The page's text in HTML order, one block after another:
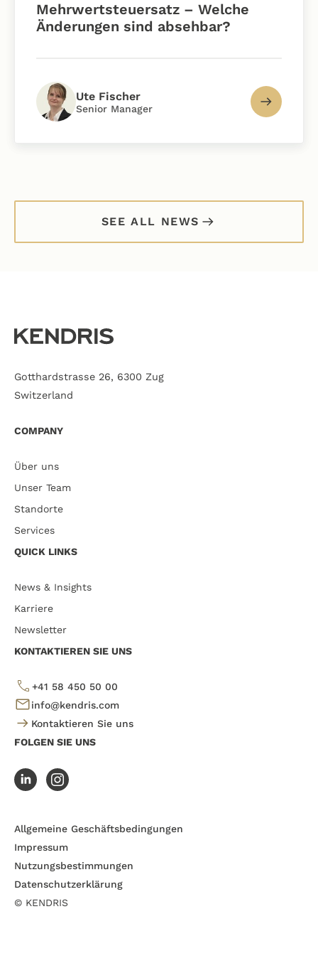
Mehrwertsteuersatz – Welche
Änderungen sind absehbar?
Ute Fischer
Senior Manager
SEE ALL NEWS
Gotthardstrasse 26, 6300 Zug
Switzerland
COMPANY
Über uns
Unser Team
Standorte
Services
QUICK LINKS
News & Insights
Karriere
Newsletter
KONTAKTIEREN SIE UNS
+41 58 450 50 00
info@kendris.com
Kontaktieren Sie uns
FOLGEN SIE UNS
© KENDRIS
Allgemeine Geschäftsbedingungen
Impressum
Nutzungsbestimmungen
Datenschutzerklärung